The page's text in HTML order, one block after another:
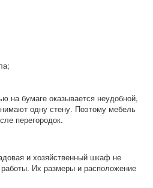
на бумаге оказывается неудобной,
одну стену. Поэтому мебель
перегородок.
и хозяйственный шкаф не
Их размеры и расположение